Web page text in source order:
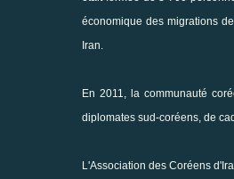
économique des migrations
Iran.
En 2011, la communauté
diplomates sud-coréens, de
L'Association des Coréens